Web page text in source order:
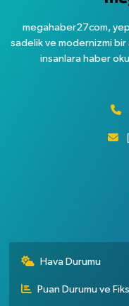
megahaber27com,
sadelik ve modernizmi bir
insanlara haber
Hava Durumu
Puan Durumu ve